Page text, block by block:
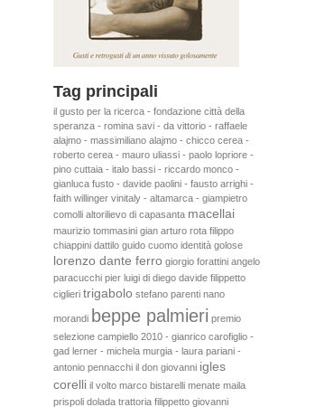
Tag principali
il gusto per la ricerca - fondazione città della
speranza - romina savi - da vittorio - raffaele
alajmo - massimiliano alajmo - chicco cerea -
roberto cerea - mauro uliassi - paolo lopriore -
pino cuttaia - italo bassi - riccardo monco -
gianluca fusto - davide paolini - fausto arrighi -
faith willinger vinitaly - altamarca - giampietro
comolli altorilievo di capasanta macellai
maurizio tommasini gian arturo rota filippo
chiappini dattilo guido cuomo identità golose
lorenzo dante ferro giorgio forattini angelo
paracucchi pier luigi di diego davide filippetto
ciglieri trigabolo stefano parenti nano
morandi beppe palmieri premio
selezione campiello 2010 - gianrico carofiglio -
gad lerner - michela murgia - laura pariani -
antonio pennacchi il don giovanni igles
corelli il volto marco bistarelli menate maila
prispoli dolada trattoria filippetto giovanni